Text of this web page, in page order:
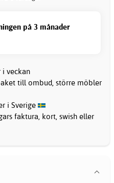
på 3 månader
i veckan
till ombud, större möbler
i Sverige
faktura, kort, swish eller